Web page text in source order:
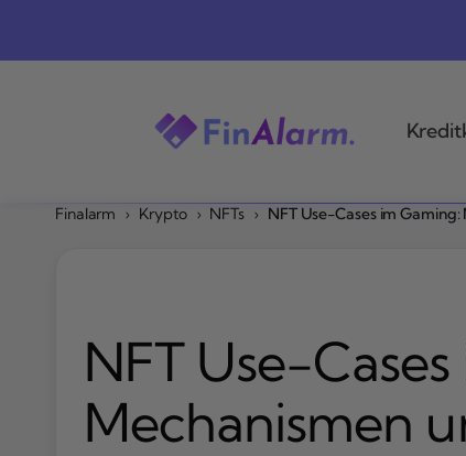
springen
Finalarm › Krypto › NFTs › NFT Use-Cases im
NFT Use-
Mechanismen